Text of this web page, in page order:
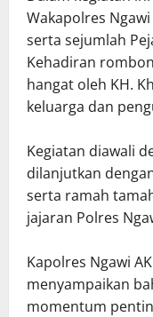
Wakapolres
serta sejumlah
Kehadiran
hangat oleh KH.
keluarga dan
Kegiatan diawali
dilanjutkan
serta ramah
jajaran Polres
Kapolres Ngawi
menyampaikan
momentum